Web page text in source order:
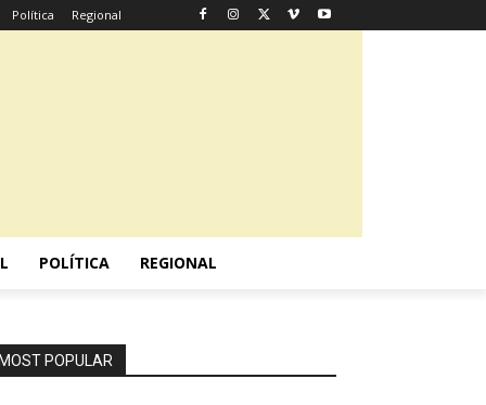
Política Regional
POLÍTICA REGIONAL
MOST POPULAR